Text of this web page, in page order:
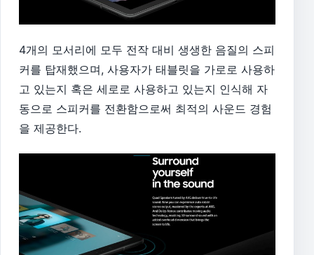
4개의 모서리에 모두 전작 대비 생생한 음질의 스피
커를 탑재했으며, 사용자가 태블릿을 가로로 사용하
고 있는지 혹은 세로로 사용하고 있는지 인식해 자
동으로 스피커를 전환함으로써 최적의 사운드 경험
을 제공한다.